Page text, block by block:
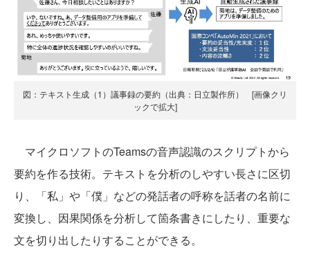
図：テキスト生成（1）議事録の要約（出典：日立製作所） [画像クリ
ックで拡大]
マイクロソフトのTeamsの音声認識のスクリプトから
要約を作る技術。テキストを分析のしやすい長さに区切
り、「私」や「僕」などの発話者の呼称を話者の名前に
変換し、因果関係を分析して箇条書きにしたり、重要な
文を切り出したりすることができる。